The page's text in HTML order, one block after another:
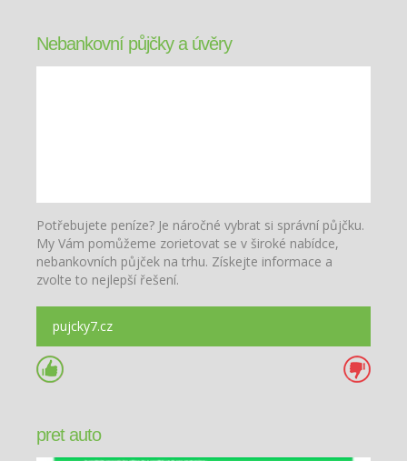
Nebankovní půjčky a úvěry
Potřebujete peníze? Je náročné vybrat si správní půjčku.
My Vám pomůžeme zorietovat se v široké nabídce,
nebankovních půjček na trhu. Získejte informace a
zvolte to nejlepší řešení.
pujcky7.cz
pret auto